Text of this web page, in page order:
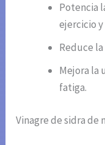
Potencia
ejercicio y
Reduce
Mejora la
fatiga.
Vinagre de sidra de